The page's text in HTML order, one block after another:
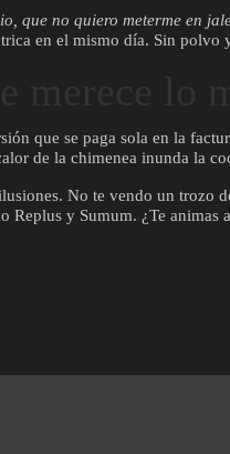
que no quiero meterme en
en el mismo día. Sin polvo
que se paga sola en la
de la chimenea inunda la
No te vendo un trozo
Replus y Sumum. ¿Te